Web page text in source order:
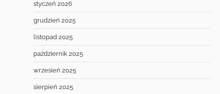
styczeń 2026
grudzień 2025
listopad 2025
październik 2025
wrzesień 2025
sierpień 2025